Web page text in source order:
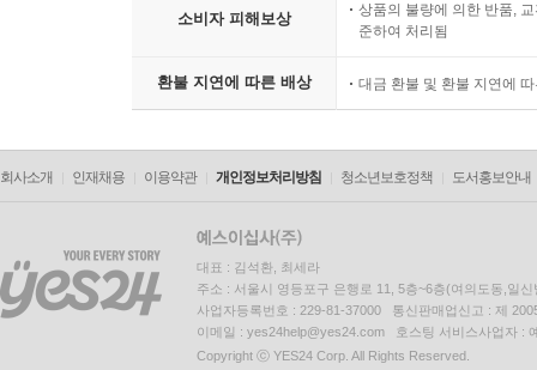
소비자 피해보상
상품의 불량에 의한 반품,
준하여 처리됨
환불 지연에 따른 배상 대금 환불 및 환불 지연에
회사소개 인재채용 이용약관 개인정보처리방침 청소년보호정책 도서홍보안내
대표 : 김석환, 최세라
주소 : 서울시 영등포구 은행로 11, 5층~6층(여의도동,일신
사업자등록번호 : 229-81-37000 통신판매업신고 : 제
이메일 : yes24help@yes24.com 호스팅 서비스사업자 :
Copyright ⓒ YES24 Corp. All Rights Reserved.